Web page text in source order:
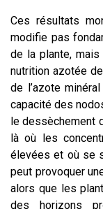
Ces résultats
modifie pas
de la plante, mais
nutrition azotée
de l’azote
capacité des
le dessèchement
là où les
élevées et où se
peut provoquer
alors que les
des horizons